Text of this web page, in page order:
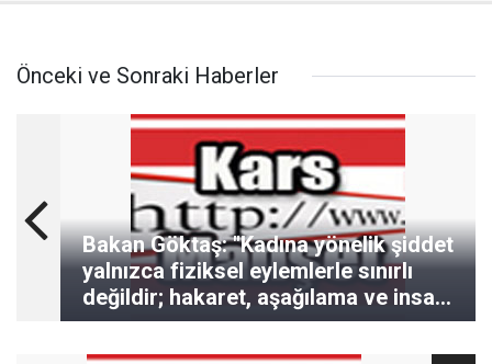
Önceki ve Sonraki Haberler
Bakan Göktaş: "Kadına yönelik şiddet
yalnızca fiziksel eylemlerle sınırlı
değildir; hakaret, aşağılama ve insan
onurunu zedeleyen söylemler de
şiddetin bir parçasıdır"